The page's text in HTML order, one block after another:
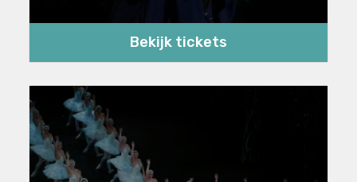
Bekijk tickets